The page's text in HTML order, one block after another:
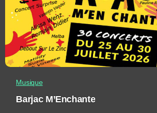
Musique
Barjac M’Enchante